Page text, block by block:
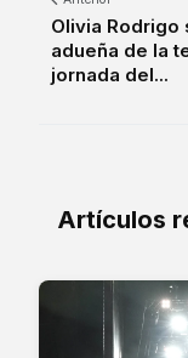
Olivia Rodrigo
adueña de la
jornada del...
Artículos